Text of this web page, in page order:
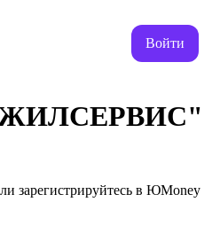
Войти
зарегистрируйтесь в ЮMoney